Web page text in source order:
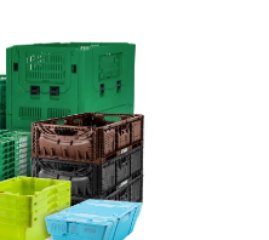
représentés aux
L’occasion pour les
lumière les conditions
le réemploi, en
alignement